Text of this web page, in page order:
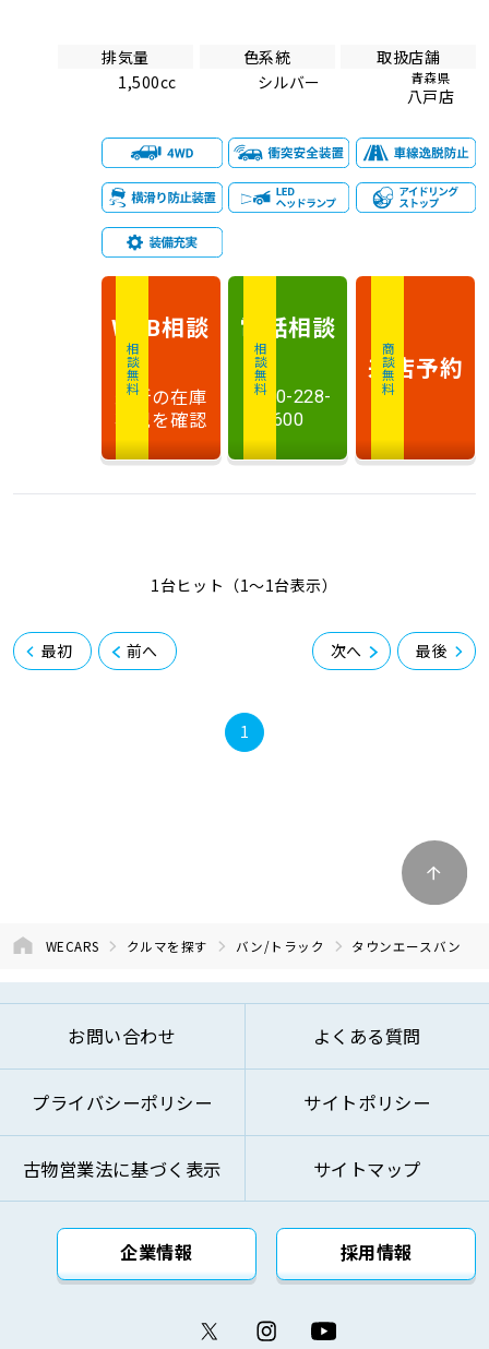
排気量
1,500cc
色系統
シルバー
取扱店舗
青森県
八戸店
相談無料
WEB相談
最新の在庫
状況を確認
相談無料
電話相談
0120-228-
600
商談無料
来店予約
1台ヒット（1〜1台表示）
最初 前へ
1
次へ 最後
WECARS クルマを探す バン/トラック タウンエースバン
お問い合わせ よくある質問
プライバシーポリシー サイトポリシー
古物営業法に基づく表示 サイトマップ
企業情報 採用情報